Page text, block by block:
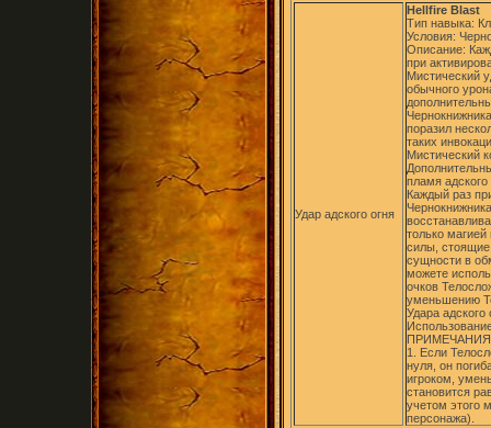
Удар адского огня
Hellfire Blast
Тип навыка:
Условия:
Описание:
при
Мистический
обычного
поразил
таких
Мистический
пламя адского
Каждый раз
только
силы, стоящие
сущности в
можете
очков
уменьшению
Удара
1. Если
нуля, он
игроком,
становится
учетом этого
персонажа).